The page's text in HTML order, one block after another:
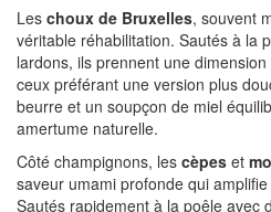
Les choux de Bruxelles, souvent
véritable réhabilitation. Sautés à la
lardons, ils prennent une
ceux préférant une version plus
beurre et un soupçon de miel
amertume naturelle.
Côté champignons, les cèpes et
saveur umami profonde qui
Sautés rapidement à la poêle avec